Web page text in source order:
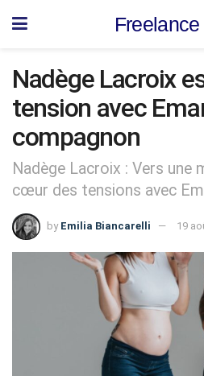
Nadège Lacroix
tension avec
compagnon
Nadège Lacroix : Vers une
cœur des tensions avec
by Emilia Biancarelli 19